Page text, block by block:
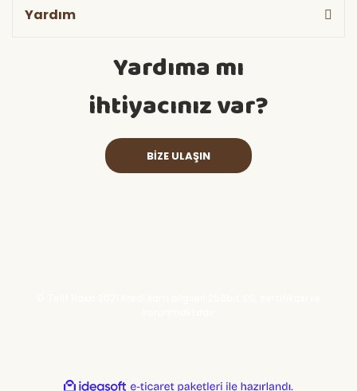
Yardım
Yardıma mı
ihtiyacınız var?
BİZE ULAŞIN
ideasoft e-